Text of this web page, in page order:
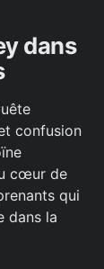
dans
confusion
cœur de
qui
dans la